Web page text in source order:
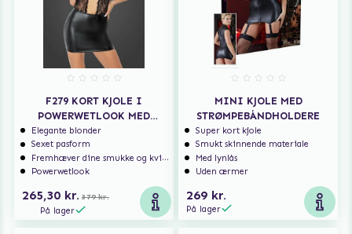
F279 KORT KJOLE I
POWERWETLOOK MED
BLONDEOVERDEL
Elegante blonder
Sexet pasform
Fremhæver dine smukke og kvindelige former
Powerwetlook
265,30 kr. 379 kr.
På lager
MINI KJOLE MED
STRØMPEBÅNDHOLDERE
Super kort kjole
Smukt skinnende materiale
Med lynlås
Uden ærmer
269 kr.
På lager